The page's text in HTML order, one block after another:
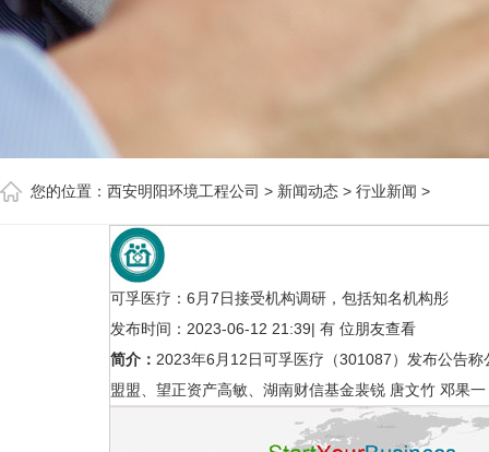
您的位置： 西安明阳环境工程公司 > 新闻动态 > 行业新闻 >
可孚医疗：6月7日接受机构调研，包括知名机构彤
发布时间：2023-06-12 21:39| 有 位朋友查看
简介： 2023年6月12日可孚医疗（301087）发布公告
盟盟、望正资产高敏、湖南财信基金裴锐 唐文竹 邓果